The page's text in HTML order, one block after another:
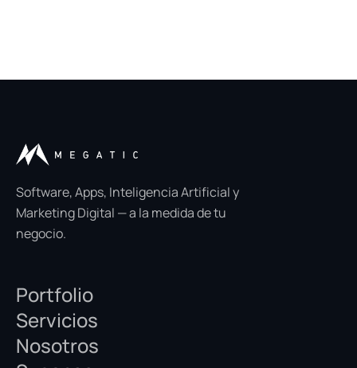
Software, Apps, Inteligencia Artificial y
Marketing Digital — a la medida de tu
negocio.
Portfolio
Servicios
Nosotros